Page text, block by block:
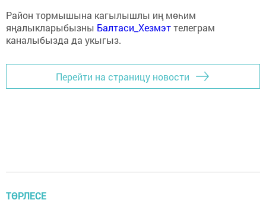
Район тормышына кагылышлы иң мөһим
яңалыкларыбызны Балтаси_Хезмэттелеграм
каналыбызда да укыгыз.
Перейти на страницу новости
ТӨРЛЕСЕ